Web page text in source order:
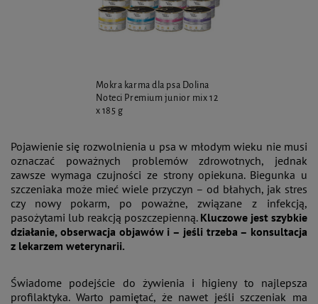
Mokra karma dla psa Dolina
Noteci Premium junior mix 12
x 185 g
Pojawienie się rozwolnienia u psa w młodym wieku nie musi
oznaczać poważnych problemów zdrowotnych, jednak
zawsze wymaga czujności ze strony opiekuna. Biegunka u
szczeniaka może mieć wiele przyczyn – od błahych, jak stres
czy nowy pokarm, po poważne, związane z infekcją,
pasożytami lub reakcją poszczepienną. Kluczowe jest szybkie
działanie, obserwacja objawów i – jeśli trzeba – konsultacja
z lekarzem weterynarii.
Świadome podejście do żywienia i higieny to najlepsza
profilaktyka. Warto pamiętać, że nawet jeśli szczeniak ma